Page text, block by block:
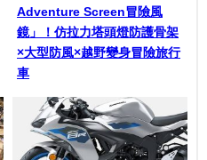
Adventure Screen冒險風
鏡」！仿拉力塔頭燈防護骨架
×大型防風×越野變身冒險旅行
車